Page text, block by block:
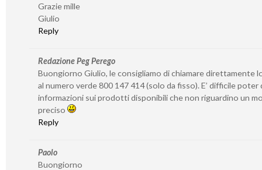
Grazie mille
Giulio
Reply
Redazione Peg Perego
Buongiorno Giulio, le consigliamo di chiamare direttamente
al numero verde 800 147 414 (solo da fisso). E’ difficile poter
informazioni sui prodotti disponibili che non riguardino un
preciso
Reply
Paolo
Buongiorno